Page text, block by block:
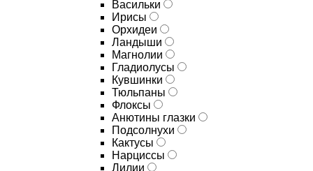
Васильки
Ирисы
Орхидеи
Ландыши
Магнолии
Гладиолусы
Кувшинки
Тюльпаны
Флоксы
Анютины глазки
Подсолнухи
Кактусы
Нарциссы
Лилии